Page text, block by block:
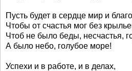
Пусть будет в сердце мир и
Чтобы от счастья мог без
Чтоб не было беды, несчастья,
А было небо, голубое море!
Успехи и в работе, и в делах,